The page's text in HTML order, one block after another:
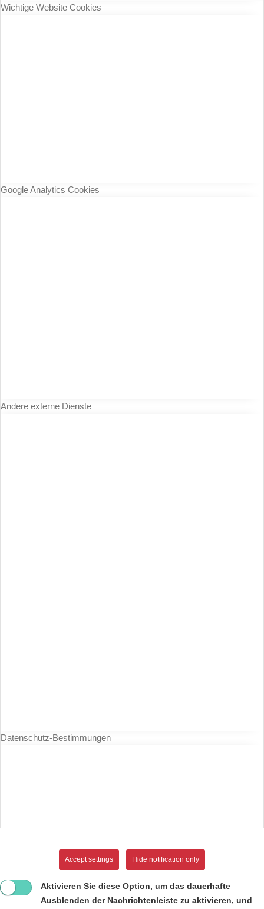
Wichtige Website Cookies
Google Analytics Cookies
Andere externe Dienste
Datenschutz-Bestimmungen
Accept settings Hide notification only
Aktivieren Sie diese Option, um das dauerhafte
Ausblenden der Nachrichtenleiste zu aktivieren, und